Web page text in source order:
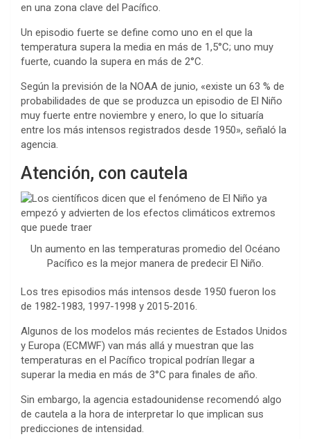
en una zona clave del Pacífico.
Un episodio fuerte se define como uno en el que la
temperatura supera la media en más de 1,5°C; uno muy
fuerte, cuando la supera en más de 2°C.
Según la previsión de la NOAA de junio, «existe un 63 % de
probabilidades de que se produzca un episodio de El Niño
muy fuerte entre noviembre y enero, lo que lo situaría
entre los más intensos registrados desde 1950», señaló la
agencia.
Atención, con cautela
Un aumento en las temperaturas promedio del Océano
Pacífico es la mejor manera de predecir El Niño.
Los tres episodios más intensos desde 1950 fueron los
de 1982-1983, 1997-1998 y 2015-2016.
Algunos de los modelos más recientes de Estados Unidos
y Europa (ECMWF) van más allá y muestran que las
temperaturas en el Pacífico tropical podrían llegar a
superar la media en más de 3°C para finales de año.
Sin embargo, la agencia estadounidense recomendó algo
de cautela a la hora de interpretar lo que implican sus
predicciones de intensidad.